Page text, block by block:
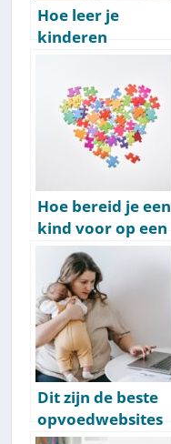
Hoe leer je
kinderen
omgaan met
social media?
[Handige Tips]
Hoe bereid je een
kind voor op een
scheiding? [7 tips]
Dit zijn de beste
opvoedwebsites